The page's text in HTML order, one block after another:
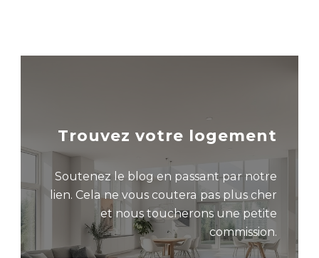
Trouvez votre logement
Soutenez le blog en passant par notre
lien. Cela ne vous coutera pas plus cher
et nous toucherons une petite
commission.